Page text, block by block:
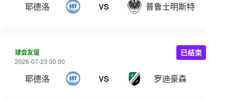
耶德洛 VS 普鲁士明斯特
球会友谊
2026-07-23 00:00
耶德洛 VS 罗迪豪森
已结束